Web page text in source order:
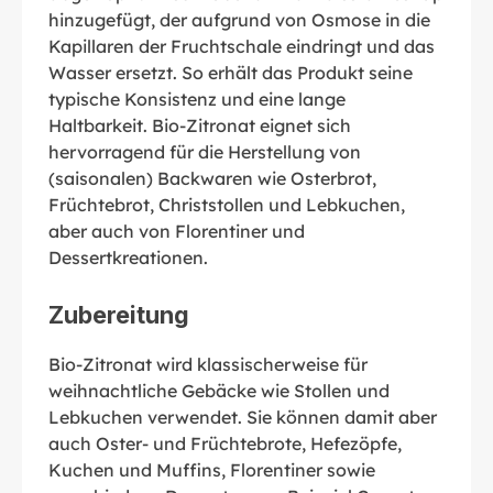
hinzugefügt, der aufgrund von Osmose in die
Kapillaren der Fruchtschale eindringt und das
Wasser ersetzt. So erhält das Produkt seine
typische Konsistenz und eine lange
Haltbarkeit. Bio-Zitronat eignet sich
hervorragend für die Herstellung von
(saisonalen) Backwaren wie Osterbrot,
Früchtebrot, Christstollen und Lebkuchen,
aber auch von Florentiner und
Dessertkreationen.
Zubereitung
Bio-Zitronat wird klassischerweise für
weihnachtliche Gebäcke wie Stollen und
Lebkuchen verwendet. Sie können damit aber
auch Oster- und Früchtebrote, Hefezöpfe,
Kuchen und Muffins, Florentiner sowie